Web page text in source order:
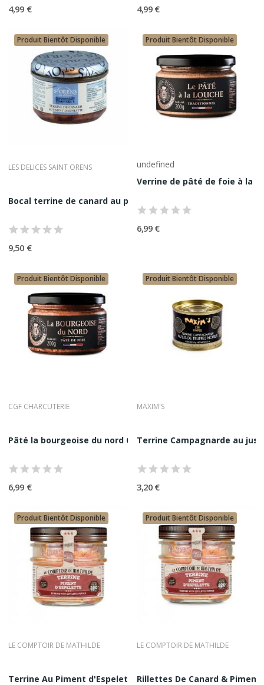
pâtés premium, capable de rivaliser durablement avec les plus
4,99 € 4,99 €
Produit Bientôt Disponible
LES DELICES SAINT ORENS
Bocal terrine de canard au piment d'Espelette 175G
9,50 €
Produit Bientôt Disponible
undefined
Verrine de pâté de foie à la
6,99 €
Produit Bientôt Disponible
CGF CHARCUTERIE
Pâté la bourgeoise du nord CGF Charcuterie 200G...
6,99 €
Produit Bientôt Disponible
MAXIM'S
Terrine Campagnarde au jus
3,20 €
Produit Bientôt Disponible
LE COMPTOIR DE MATHILDE
Terrine Au Piment d'Espelette Le Comptoir De...
Produit Bientôt Disponible
LE COMPTOIR DE MATHILDE
Rillettes De Canard & Piment